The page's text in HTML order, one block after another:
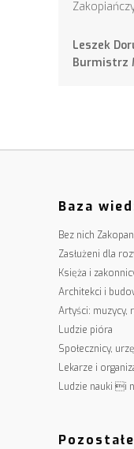
Leszek
Burmistrz
Baza
Bez nich
Zasłużeni dla
Księża i
Architekci i
Artyści: muzycy,
Ludzie pióra
Społecznicy,
Lekarze i
Ludzie nauki i